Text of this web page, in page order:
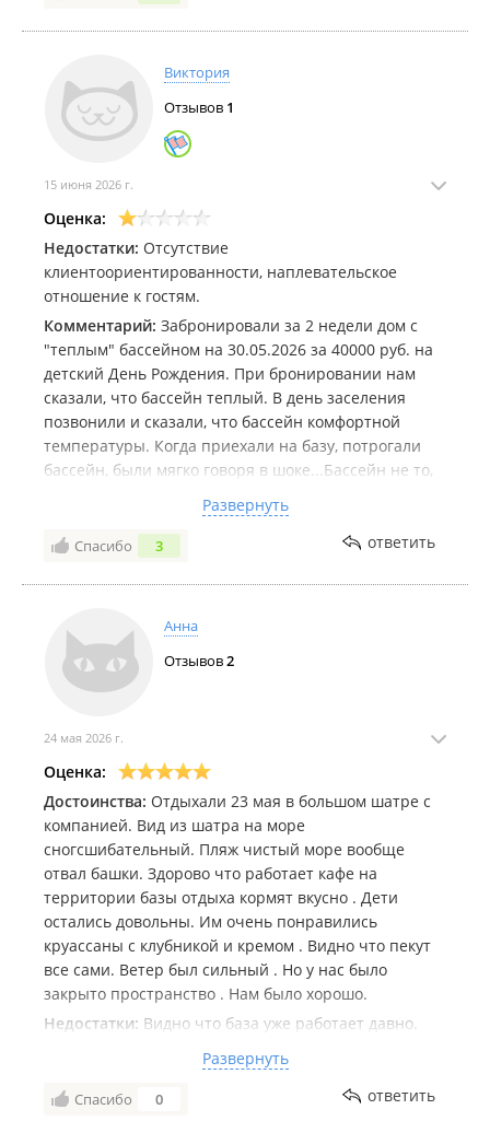
хамил и оскорблял. Думаете мы вернемся в это
место еще раз-нет. И догадайтесь, что мы будем
рассказывать своим знакомым/коллегам об этом
месте...
Виктория
Отзывов 1
15 июня 2026 г.
Оценка:
Недостатки: Отсутствие
клиентоориентированности, наплевательское
отношение к гостям.
Комментарий: Забронировали за 2 недели дом с
"теплым" бассейном на 30.05.2026 за 40000 руб. на
детский День Рождения. При бронировании нам
сказали, что бассейн теплый. В день заселения
позвонили и сказали, что бассейн комфортной
температуры. Когда приехали на базу, потрогали
бассейн, были мягко говоря в шоке...Бассейн не то,
что сломался ТЭН, 2 дня назад, по непонятно по
какой причине, нас об этом не уведомили и
еще и 20.06.2026 о чем сразу сообщили в
и предложат варианты решения, дали визитку,
сказали позвонить. На протяжении трех дней мы
пытались связаться с управляющим, но на том
но так и не перезвонили. В итоге оказалось, что дом
на нашу дату отдали другим гостям, остался
"неприятный" осадок. При том, что мы очень часто
отдыхали на данной базе, были очень
разочарованы таким отношением. Не советую
данную базу, если вы планируете какой-то важный
день!
Развернуть
Спасибо 3 ответить
Анна
Отзывов2
24 мая 2026 г.
Оценка:
Достоинства: Отдыхали 23 мая в большом шатре с
компанией. Вид из шатра на море
сногсшибательный. Пляж чистый море вообще
отвал башки. Здорово что работает кафе на
территории базы отдыха кормят вкусно . Дети
остались довольны. Им очень понравились
круассаны с клубникой и кремом . Видно что пекут
все сами. Ветер был сильный . Но у нас было
закрыто пространство . Нам было хорошо.
Недостатки: Видно что база уже работает давно.
больше зелени . Цветов .
Комментарий:Спасибо . Отдохнули отлично.
Развернуть
Спасибо 0 ответить